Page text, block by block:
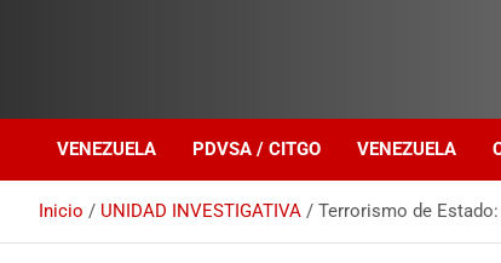
VENEZUELA PDVSA / CITGO VENEZUELA
Inicio UNIDAD INVESTIGATIVA Terrorismo de